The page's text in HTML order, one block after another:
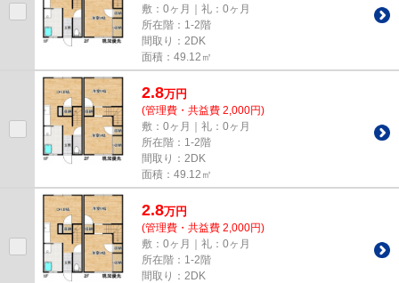
敷：0ヶ月｜礼：0ヶ月
所在階：1-2階
間取り：2DK
面積：49.12㎡
2.8万円
(管理費・共益費 2,000円)
敷：0ヶ月｜礼：0ヶ月
所在階：1-2階
間取り：2DK
面積：49.12㎡
2.8万円
(管理費・共益費 2,000円)
敷：0ヶ月｜礼：0ヶ月
所在階：1-2階
間取り：2DK